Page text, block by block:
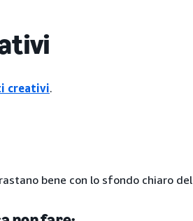
creativi.
bene con lo sfondo chiaro del